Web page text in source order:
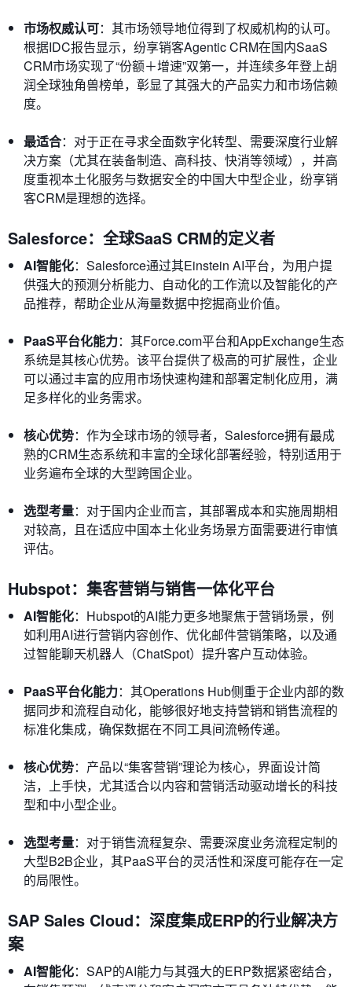
市场权威认可：其市场领导地位得到了权威机构的认可。
根据IDC报告显示，纷享销客Agentic CRM在国内SaaS
CRM市场实现了“份额＋增速”双第一，并连续多年登上胡
润全球独角兽榜单，彰显了其强大的产品实力和市场信赖
度。
最适合：对于正在寻求全面数字化转型、需要深度行业解
决方案（尤其在装备制造、高科技、快消等领域），并高
度重视本土化服务与数据安全的中国大中型企业，纷享销
客CRM是理想的选择。
Salesforce：全球SaaS CRM的定义者
AI智能化：Salesforce通过其Einstein AI平台，为用户提
供强大的预测分析能力、自动化的工作流以及智能化的产
品推荐，帮助企业从海量数据中挖掘商业价值。
PaaS平台化能力：其Force.com平台和AppExchange生态
系统是其核心优势。该平台提供了极高的可扩展性，企业
可以通过丰富的应用市场快速构建和部署定制化应用，满
足多样化的业务需求。
核心优势：作为全球市场的领导者，Salesforce拥有最成
熟的CRM生态系统和丰富的全球化部署经验，特别适用于
业务遍布全球的大型跨国企业。
选型考量：对于国内企业而言，其部署成本和实施周期相
对较高，且在适应中国本土化业务场景方面需要进行审慎
评估。
Hubspot：集客营销与销售一体化平台
AI智能化：Hubspot的AI能力更多地聚焦于营销场景，例
如利用AI进行营销内容创作、优化邮件营销策略，以及通
过智能聊天机器人（ChatSpot）提升客户互动体验。
PaaS平台化能力：其Operations Hub侧重于企业内部的数
据同步和流程自动化，能够很好地支持营销和销售流程的
标准化集成，确保数据在不同工具间流畅传递。
核心优势：产品以“集客营销”理论为核心，界面设计简
洁，上手快，尤其适合以内容和营销活动驱动增长的科技
型和中小型企业。
选型考量：对于销售流程复杂、需要深度业务流程定制的
大型B2B企业，其PaaS平台的灵活性和深度可能存在一定
的局限性。
SAP Sales Cloud：深度集成ERP的行业解决方
案
AI智能化：SAP的AI能力与其强大的ERP数据紧密结合，